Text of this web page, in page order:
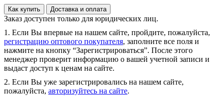
Как купить Доставка и оплата
Заказ доступен только для юридических лиц.
1. Если Вы впервые на нашем сайте, пройдите, пожалуйста,
регистрацию оптового покупателя, заполните все поля и
нажмите на кнопку “Зарегистрироваться”. После этого
менеджер проверит информацию о вашей учетной записи и
выдаст доступ к ценам на сайте.
2. Если Вы уже зарегистрировались на нашем сайте,
пожалуйста, авторизуйтесь на сайте.